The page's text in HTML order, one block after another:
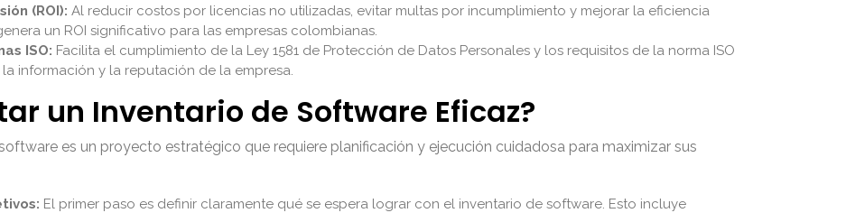
(ROI): Al reducir costos por licencias no utilizadas, evitar multas por incumplimiento y mejorar la eficiencia
un ROI significativo para las empresas colombianas.
ISO: Facilita el cumplimiento de la Ley 1581 de Protección de Datos Personales y los requisitos de la norma ISO
información y la reputación de la empresa.
un Inventario de Software Eficaz?
es un proyecto estratégico que requiere planificación y ejecución cuidadosa para maximizar sus
El primer paso es definir claramente qué se espera lograr con el inventario de software. Esto incluye